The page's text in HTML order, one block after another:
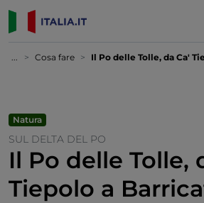
... Cosa fare Il Po delle Tolle, da Ca'
Natura
SUL DELTA DEL PO
Il Po delle Tolle,
Tiepolo a